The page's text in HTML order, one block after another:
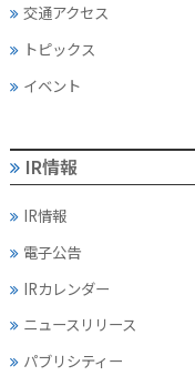
交通アクセス
トピックス
イベント
IR情報
IR情報
電子公告
IRカレンダー
ニュースリリース
パブリシティー